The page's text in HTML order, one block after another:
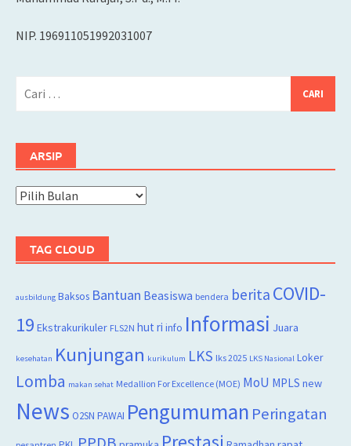
NIP. 196911051992031007
ARSIP
Arsip
TAG CLOUD
ausbildung Baksos Bantuan Beasiswa bendera berita COVID-
19 Ekstrakurikuler FLS2N hut ri info Informasi Juara
kesehatan Kunjungan kurikulum LKS lks 2025 LKS Nasional Loker
Lomba makan sehat Medallion For Excellence (MOE) MoU MPLS new
News O2SN PAWAI Pengumuman Peringatan